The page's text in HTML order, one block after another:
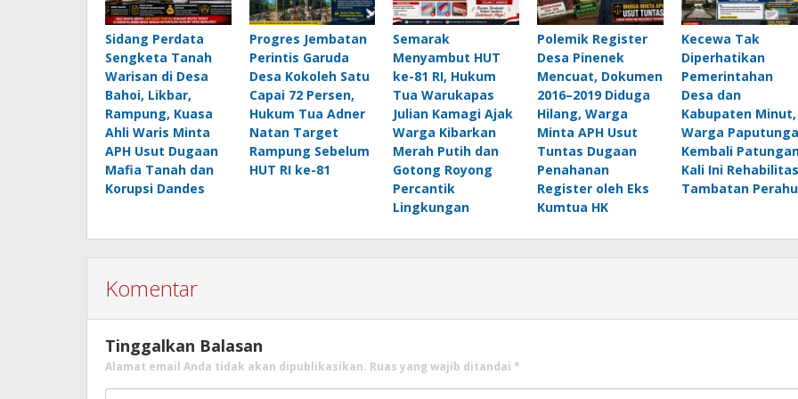
Sidang Perdata
Sengketa Tanah
Warisan di Desa
Bahoi, Likbar,
Rampung, Kuasa
Ahli Waris Minta
APH Usut Dugaan
Mafia Tanah dan
Korupsi Dandes
Progres Jembatan
Perintis Garuda
Desa Kokoleh Satu
Capai 72 Persen,
Hukum Tua Adner
Natan Target
Rampung Sebelum
HUT RI ke-81
Semarak
Menyambut HUT
ke-81 RI, Hukum
Tua Warukapas
Julian Kamagi Ajak
Warga Kibarkan
Merah Putih dan
Gotong Royong
Percantik
Lingkungan
Polemik Register
Desa Pinenek
Mencuat, Dokumen
2016–2019 Diduga
Hilang, Warga
Minta APH Usut
Tuntas Dugaan
Penahanan
Register oleh Eks
Kumtua HK
Kecewa Tak
Diperhatikan
Pemerintahan
Desa dan
Kabupaten Minut,
Warga
Kembali
Kali Ini
Tambatan Perahu
Komentar
Tinggalkan Balasan
Alamat email Anda tidak akan dipublikasikan. Ruas yang wajib ditandai *